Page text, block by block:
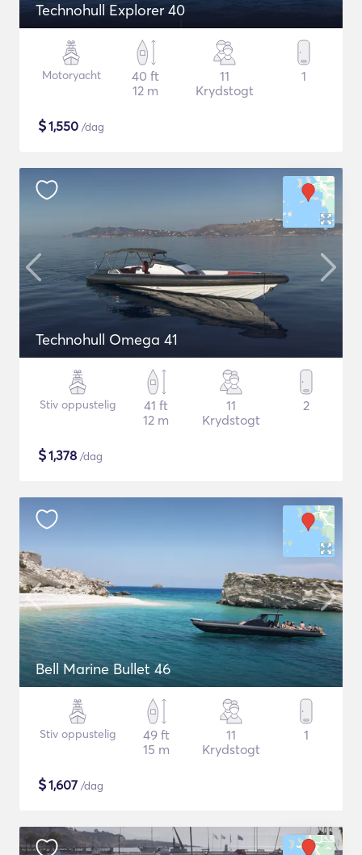
Technohull Explorer 40
Motoryacht
40 ft
12 m
11
Krydstogt
1
$1,550 /dag
Technohull Omega 41
Stiv oppustelig
41 ft
12 m
11
Krydstogt
2
$1,378 /dag
Bell Marine Bullet 46
Stiv oppustelig
49 ft
15 m
11
Krydstogt
1
$1,607 /dag